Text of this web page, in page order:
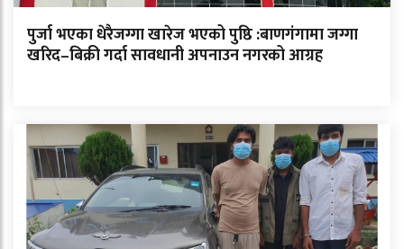
पुर्जा भएका धेरैजग्गा खारेज भएको पुष्ठि :बाणगंगामा जग्गा
खरिद–बिक्री गर्दा सावधानी अपनाउन नगरको आग्रह